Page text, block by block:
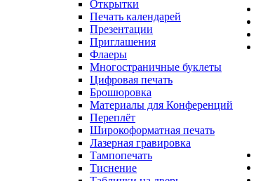
Открытки
Печать календарей
Презентации
Приглашения
Флаеры
Многостраничные буклеты
Цифровая печать
Брошюровка
Материалы для Конференций
Переплёт
Широкоформатная печать
Лазерная гравировка
Тампопечать
Тиснение